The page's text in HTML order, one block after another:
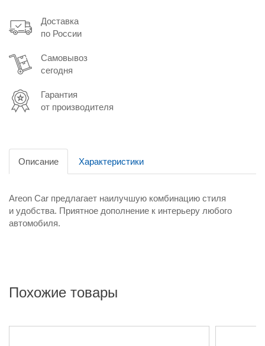
Доставка
по России
Самовывоз
сегодня
Гарантия
от производителя
Описание Характеристики
Areon Car предлагает наилучшую комбинацию стиля
и удобства. Приятное дополнение к интерьеру любого
автомобиля.
Похожие товары